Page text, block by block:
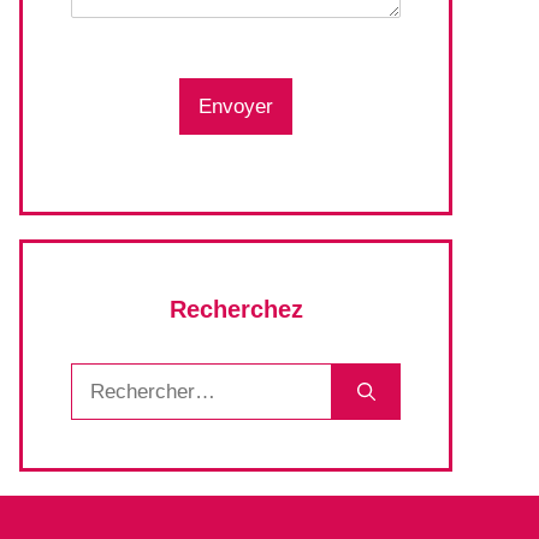
Envoyer
Recherchez